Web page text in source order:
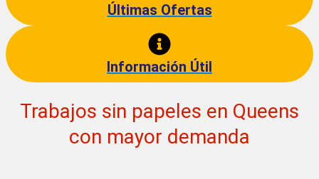
Últimas Ofertas
Información Útil
Trabajos sin papeles en Queens
con mayor demanda